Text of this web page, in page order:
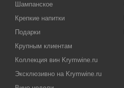
Шампанское
Крепкие напитки
Подарки
Крупным клиентам
Коллекция вин Krymwine.ru
Эксклюзивно на Krymwine.ru